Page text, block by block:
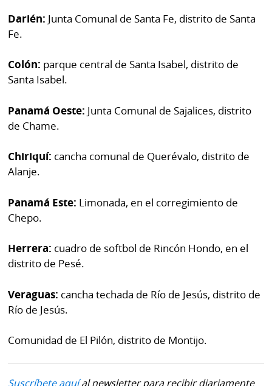
Sábado
Picante
La
Censura
Darién: Junta Comunal de Santa Fe, distrito de Santa
Fe.
Colón: parque central de Santa Isabel, distrito de
Santa Isabel.
Panamá Oeste: Junta Comunal de Sajalices, distrito
de Chame.
Chiriquí: cancha comunal de Querévalo, distrito de
Alanje.
Panamá Este: Limonada, en el corregimiento de
Chepo.
Herrera: cuadro de softbol de Rincón Hondo, en el
distrito de Pesé.
Veraguas: cancha techada de Río de Jesús, distrito de
Río de Jesús.
Comunidad de El Pilón, distrito de Montijo.
Suscríbete aquíal newsletter para recibir diariamente